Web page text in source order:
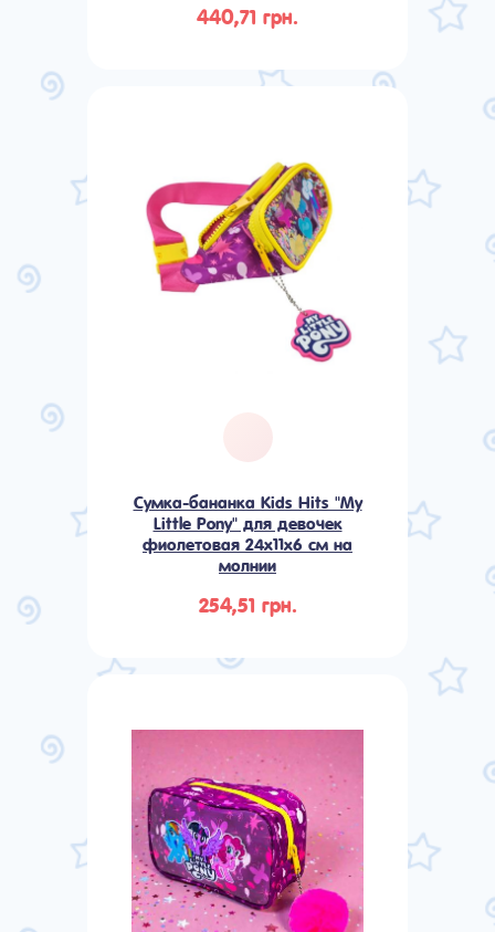
440,71 грн.
Сумка-бананка Kids Hits "My
Little Pony" для девочек
фиолетовая 24x11x6 см на
молнии
254,51 грн.